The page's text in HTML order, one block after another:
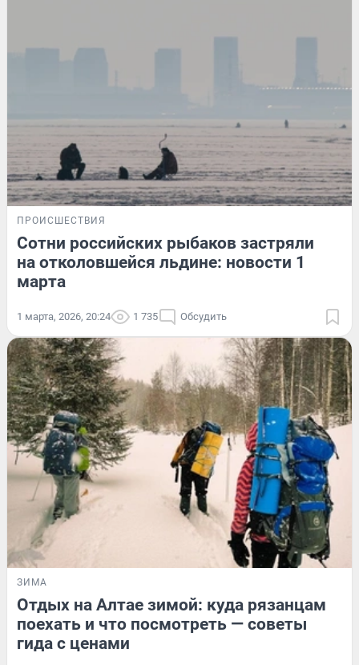
ПРОИСШЕСТВИЯ
Сотни российских рыбаков застряли
на отколовшейся льдине: новости 1
марта
1 марта, 2026, 20:24 1 735 Обсудить
ЗИМА
Отдых на Алтае зимой: куда рязанцам
поехать и что посмотреть — советы
гида с ценами